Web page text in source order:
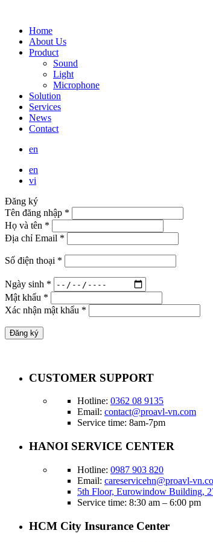
Home
About Us
Product
Sound
Light
Microphone
Solution
Services
News
Contact
en
en
vi
Đăng ký
Tên đăng nhập *
Họ và tên *
Địa chỉ Email *
Số điện thoại *
Ngày sinh *
Mật khẩu *
Xác nhận mật khẩu *
Đăng ký
CUSTOMER SUPPORT
Hotline: 0362 08 9135
Email: contact@proavl-vn.com
Service time: 8am-7pm
HANOI SERVICE CENTER
Hotline: 0987 903 820
Email: careservicehn@proavl-
5th Floor, Eurowindow Building,
Service time: 8:30 am – 6:00 pm
HCM City Insurance Center